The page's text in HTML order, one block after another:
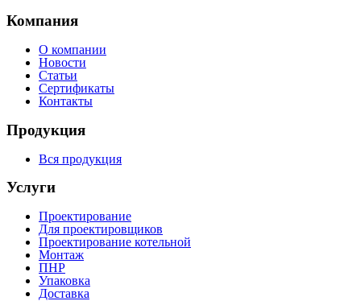
Компания
О компании
Новости
Статьи
Сертификаты
Контакты
Продукция
Вся продукция
Услуги
Проектирование
Для проектировщиков
Проектирование котельной
Монтаж
ПНР
Упаковка
Доставка